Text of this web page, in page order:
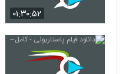
۰۱:۳۰:۵۲